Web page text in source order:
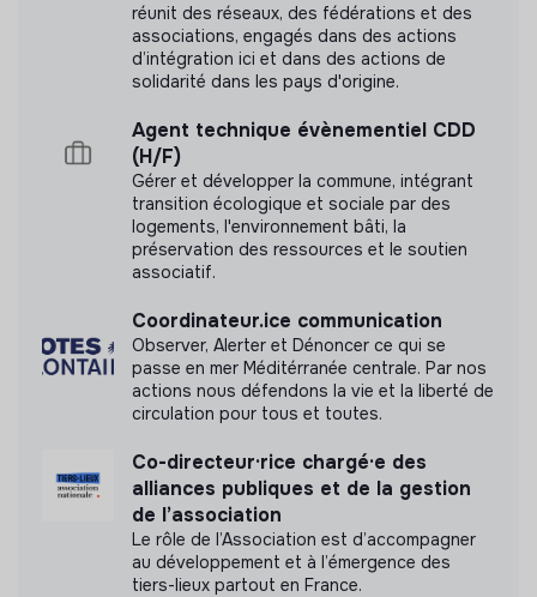
réunit des réseaux, des fédérations et des
associations, engagés dans des actions
d’intégration ici et dans des actions de
solidarité dans les pays d'origine.
Agent technique évènementiel CDD
(H/F)
Gérer et développer la commune, intégrant
transition écologique et sociale par des
logements, l'environnement bâti, la
préservation des ressources et le soutien
associatif.
Coordinateur.ice communication
Observer, Alerter et Dénoncer ce qui se
passe en mer Méditérranée centrale. Par nos
actions nous défendons la vie et la liberté de
circulation pour tous et toutes.
Co-directeur·rice chargé·e des
alliances publiques et de la gestion
de l’association
Le rôle de l’Association est d’accompagner
au développement et à l’émergence des
tiers-lieux partout en France.